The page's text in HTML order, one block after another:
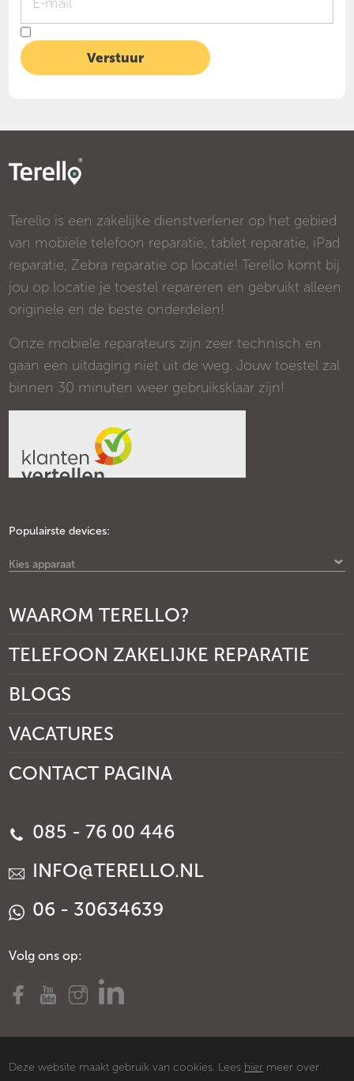
Terello is een zakelijke dienstverlener op het gebied
van mobiele telefoon reparatie, tablet reparatie, iPad
reparatie, Zebra reparatie op locatie! Terello komt bij
jou op locatie je toestel repareren en gebruikt alleen
originele en de beste onderdelen!
Onze mobiele reparateurs zijn zeer technisch en
gaan een uitdaging niet uit de weg. Jouw toestel zal
binnen 30 minuten weer gebruiksklaar zijn!
Populairste devices:
Kies apparaat
WAAROM TERELLO?
TELEFOON ZAKELIJKE REPARATIE
BLOGS
VACATURES
CONTACT PAGINA
085 - 76 00 446
INFO@TERELLO.NL
06 - 30634639
Volg ons op:
Deze website maakt gebruik van cookies. Lees hier meer over